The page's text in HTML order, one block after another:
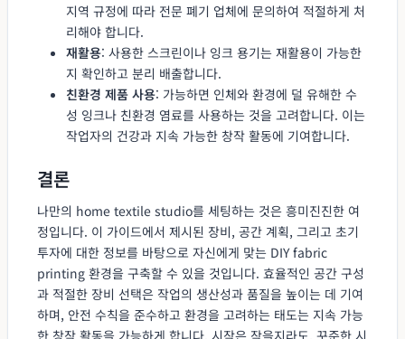
지역 규정에 따라 전문 폐기 업체에 문의하여 적절하게 처
리해야 합니다.
재활용: 사용한 스크린이나 잉크 용기는 재활용이 가능한
지 확인하고 분리 배출합니다.
친환경 제품 사용: 가능하면 인체와 환경에 덜 유해한 수
성 잉크나 친환경 염료를 사용하는 것을 고려합니다. 이는
작업자의 건강과 지속 가능한 창작 활동에 기여합니다.
결론
나만의 home textile studio를 세팅하는 것은 흥미진진한 여
정입니다. 이 가이드에서 제시된 장비, 공간 계획, 그리고 초기
투자에 대한 정보를 바탕으로 자신에게 맞는 DIY fabric
printing 환경을 구축할 수 있을 것입니다. 효율적인 공간 구성
과 적절한 장비 선택은 작업의 생산성과 품질을 높이는 데 기여
하며, 안전 수칙을 준수하고 환경을 고려하는 태도는 지속 가능
한 창작 활동을 가능하게 합니다. 시작은 작을지라도, 꾸준한 시